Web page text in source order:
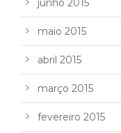
junho 2015
maio 2015
abril 2015
março 2015
fevereiro 2015